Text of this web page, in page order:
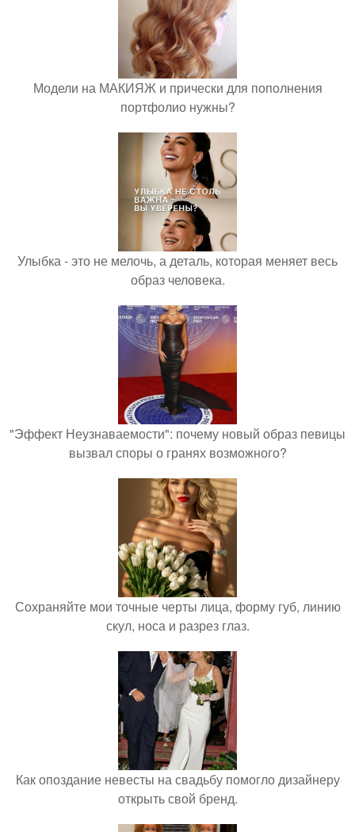
Модели на МАКИЯЖ и прически для пополнения
портфолио нужны?
Улыбка - это не мелочь, а деталь, которая меняет весь
образ человека.
"Эффект Неузнаваемости": почему новый образ певицы
вызвал споры о гранях возможного?
Сохраняйте мои точные черты лица, форму губ, линию
скул, носа и разрез глаз.
Как опоздание невесты на свадьбу помогло дизайнеру
открыть свой бренд.